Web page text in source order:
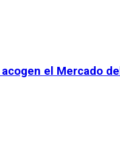
el Mercado